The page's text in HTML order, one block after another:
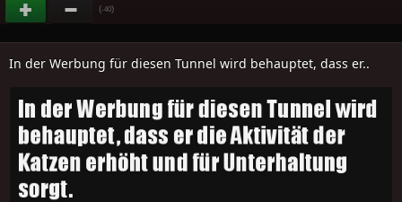
(-40)
In der Werbung für diesen Tunnel wird behauptet, dass er..